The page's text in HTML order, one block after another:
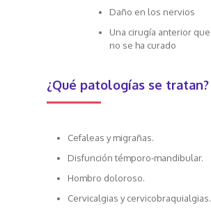
Daño en los nervios
Una cirugía anterior que
no se ha curado
¿Qué patologías se tratan?
Cefaleas y migrañas.
Disfunción témporo-mandibular.
Hombro doloroso.
Cervicalgias y cervicobraquialgias.